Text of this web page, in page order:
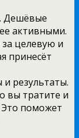
Дешёвые
активными.
целевую и
принесёт
и результаты.
вы тратите и
Это поможет